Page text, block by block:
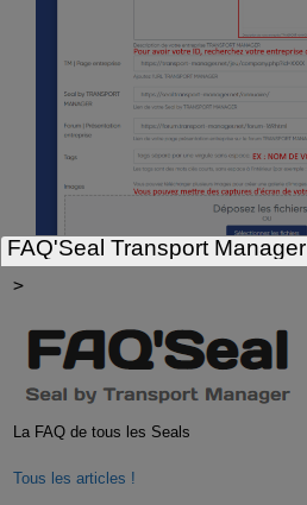
FAQ'Seal Transport Manager
>
La FAQ de tous les Seals
Tous les articles !